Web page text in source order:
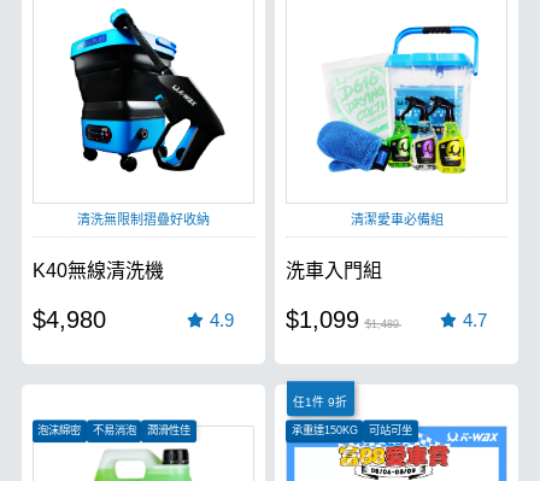
清洗無限制摺疊好收納
K40無線清洗機
$4,980 4.9
清潔愛車必備組
洗車入門組
$1,099 $1,489 4.7
泡沫綿密 不易消泡 潤滑性佳
任1件 9折
承重達150KG
可站可坐
水管固定架設計